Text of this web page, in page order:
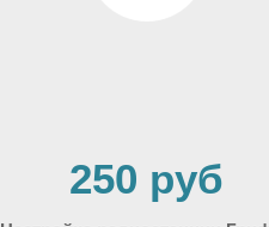
250 руб